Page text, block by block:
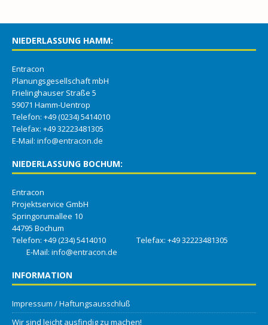
NIEDERLASSUNG HAMM:
Entracon
Planungsgesellschaft mbH
Frielinghauser Straße 5
59071 Hamm-Uentrop
Telefon: +49 (0234) 5414010
Telefax: +49 32223481305
E-Mail: info@entracon.de
NIEDERLASSUNG BOCHUM:
Entracon
Projektservice GmbH
Springorumallee 10
44795 Bochum
Telefon: +49 (234) 5414010 Telefax: +49 32223481305
E-Mail: info@entracon.de
INFORMATION
Impressum / Haftungsausschluß
Wir sind leicht ausfindig zu machen!